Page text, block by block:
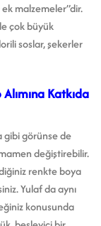
malzemeler”dir.
çok büyük
soslar, şekerler
Katkıda
gibi görünse de
değiştirebilir.
renkte boya
Yulaf da aynı
konusunda